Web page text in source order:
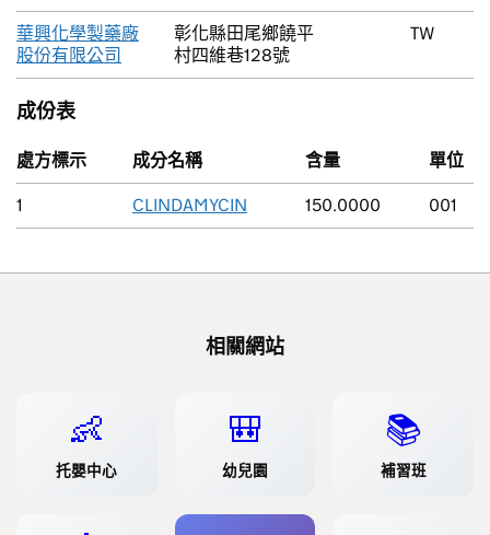
華興化學製藥廠
股份有限公司
彰化縣田尾鄉饒平
村四維巷128號
TW
成份表
處方標示 成分名稱 含量 單位
1 CLINDAMYCIN 150.0000 001
相關網站
👶
托嬰中心
🎒
幼兒園
📚
補習班